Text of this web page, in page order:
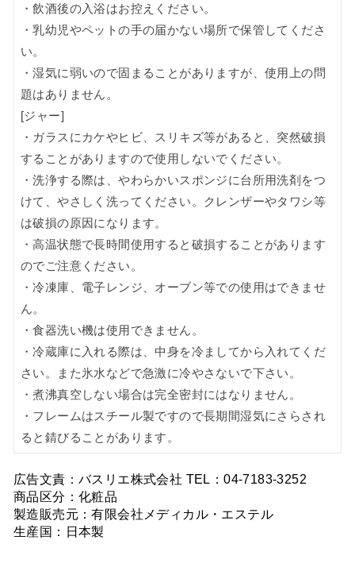
・飲酒後の入浴はお控えください。
・乳幼児やペットの手の届かない場所で保管してくださ
い。
・湿気に弱いので固まることがありますが、使用上の問
題はありません。
[ジャー]
・ガラスにカケやヒビ、スリキズ等があると、突然破損
することがありますので使用しないでください。
・洗浄する際は、やわらかいスポンジに台所用洗剤をつ
けて、やさしく洗ってください。クレンザーやタワシ等
は破損の原因になります。
・高温状態で長時間使用すると破損することがあります
のでご注意ください。
・冷凍庫、電子レンジ、オーブン等での使用はできませ
ん。
・食器洗い機は使用できません。
・冷蔵庫に入れる際は、中身を冷ましてから入れてくだ
さい。また氷水などで急激に冷やさないで下さい。
・煮沸真空しない場合は完全密封にはなりません。
・フレームはスチール製ですので長期間湿気にさらされ
ると錆びることがあります。
広告文責：バスリエ株式会社 TEL：04-7183-3252
商品区分：化粧品
製造販売元：有限会社メディカル・エステル
生産国：日本製